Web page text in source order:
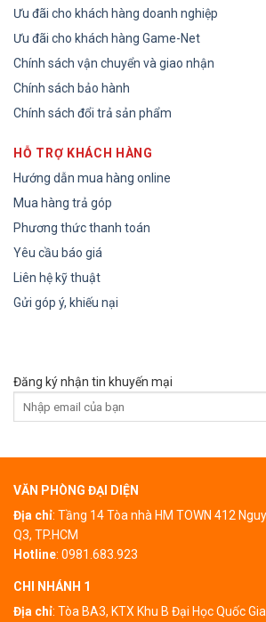
Ưu đãi cho khách hàng doanh nghiệp
Ưu đãi cho khách hàng Game-Net
Chính sách vận chuyển và giao nhận
Chính sách bảo hành
Chính sách đổi trả sản phẩm
HỖ TRỢ KHÁCH HÀNG
Hướng dẫn mua hàng online
Mua hàng trả góp
Phương thức thanh toán
Yêu cầu báo giá
Liên hệ kỹ thuật
Gửi góp ý, khiếu nại
Đăng ký nhận tin khuyến mại
VĂN PHÒNG ĐẠI DIỆN
Địa chỉ: Tầng 14 Tòa nhà HM TOWN 412
Q3, TP.HCM
Hotline: 0981.683.923
CHI NHÁNH 1
Địa chỉ: Tòa BA3, KTX Khu B Đại Học Quốc Gia